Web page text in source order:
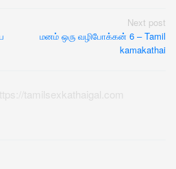
Next post
மனம் ஒரு வழிபோக்கன் 6 – Tamil
kamakathai
tamilsexkathaigal.com